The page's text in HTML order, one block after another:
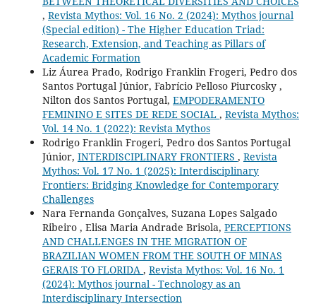
, Revista Mythos: Vol. 16 No. 2 (2024): Mythos journal
(Special edition) - The Higher Education Triad:
Research, Extension, and Teaching as Pillars of
Academic Formation
Liz Áurea Prado, Rodrigo Franklin Frogeri, Pedro dos
Santos Portugal Júnior, Fabrício Pelloso Piurcosky ,
Nilton dos Santos Portugal, EMPODERAMENTO
FEMININO E SITES DE REDE SOCIAL , Revista Mythos:
Vol. 14 No. 1 (2022): Revista Mythos
Rodrigo Franklin Frogeri, Pedro dos Santos Portugal
Júnior, INTERDISCIPLINARY FRONTIERS , Revista
Mythos: Vol. 17 No. 1 (2025): Interdisciplinary
Frontiers: Bridging Knowledge for Contemporary
Challenges
Nara Fernanda Gonçalves, Suzana Lopes Salgado
Ribeiro , Elisa Maria Andrade Brisola, PERCEPTIONS
AND CHALLENGES IN THE MIGRATION OF
BRAZILIAN WOMEN FROM THE SOUTH OF MINAS
GERAIS TO FLORIDA , Revista Mythos: Vol. 16 No. 1
(2024): Mythos journal - Technology as an
Interdisciplinary Intersection